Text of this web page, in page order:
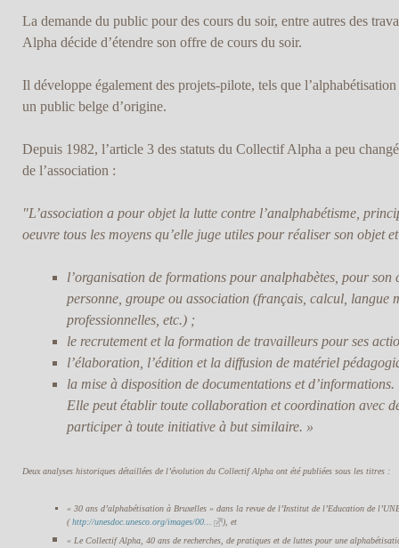
La demande du public pour des cours du soir, entre autres des
Alpha décide d’étendre son offre de cours du soir.
Il développe également des projets-pilote, tels que
un public belge d’origine.
Depuis 1982, l’article 3 des statuts du Collectif Alpha a peu
de l’association :
"L’association a pour objet la lutte contre l’analphabétisme,
oeuvre tous les moyens qu’elle juge utiles pour réaliser son objet
l’organisation de formations pour analphabètes, pour son
personne, groupe ou association (français, calcul, langue
professionnelles, etc.) ;
le recrutement et la formation de travailleurs pour ses
l’élaboration, l’édition et la diffusion de matériel
la mise à disposition de documentations et d’informations.
Elle peut établir toute collaboration et coordination avec
participer à toute initiative à but similaire. »
Deux analyses historiques détaillées de l’évolution du Collectif Alpha ont été publiées sous les titres :
« 30 ans d’alphabétisation à Bruxelles » dans la revue de l’Institut de l’Education de
( http://unesdoc.unesco.org/images/00...
), et
« Le Collectif Alpha, 40 ans de recherches, de pratiques et de luttes pour une